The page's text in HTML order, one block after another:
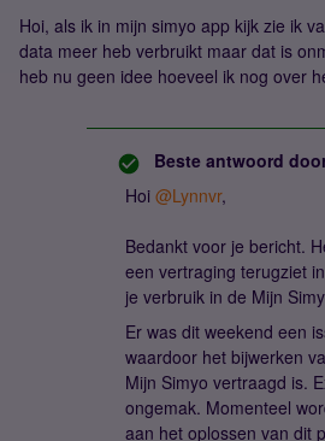
Hoi, als ik in mijn simyo app kijk zie ik
data meer heb verbruikt maar dat is
heb nu geen idee hoeveel ik nog over
Beste antwoord
Hoi @Lynnvr,
Bedankt voor je bericht.
een vertraging terugziet
je verbruik in de Mijn
Er was dit weekend een
waardoor het bijwerken
Mijn Simyo vertraagd is.
ongemak. Momenteel
aan het oplossen van dit